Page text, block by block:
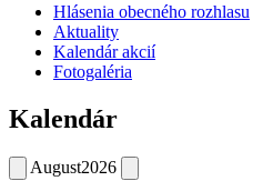
Hlásenia obecného rozhlasu
Aktuality
Kalendár akcií
Fotogaléria
Kalendár
August2026